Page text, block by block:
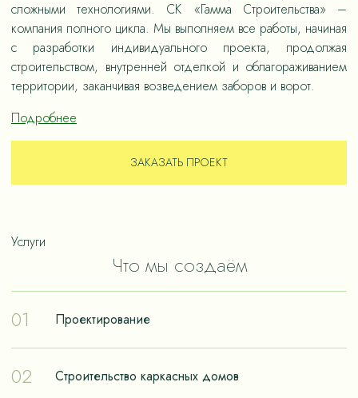
сложными технологиями. СК «Гамма Строительства» –
компания полного цикла. Мы выполняем все работы, начиная
с разработки индивидуального проекта, продолжая
строительством, внутренней отделкой и облагораживанием
территории, заканчивая возведением заборов и ворот.
Подробнее
ЗАКАЗАТЬ ПРОЕКТ
Услуги
Что мы создаём
01
Проектирование
реализации мечты о собственном доме. Чтобы дом
02 Строительство каркасных домов